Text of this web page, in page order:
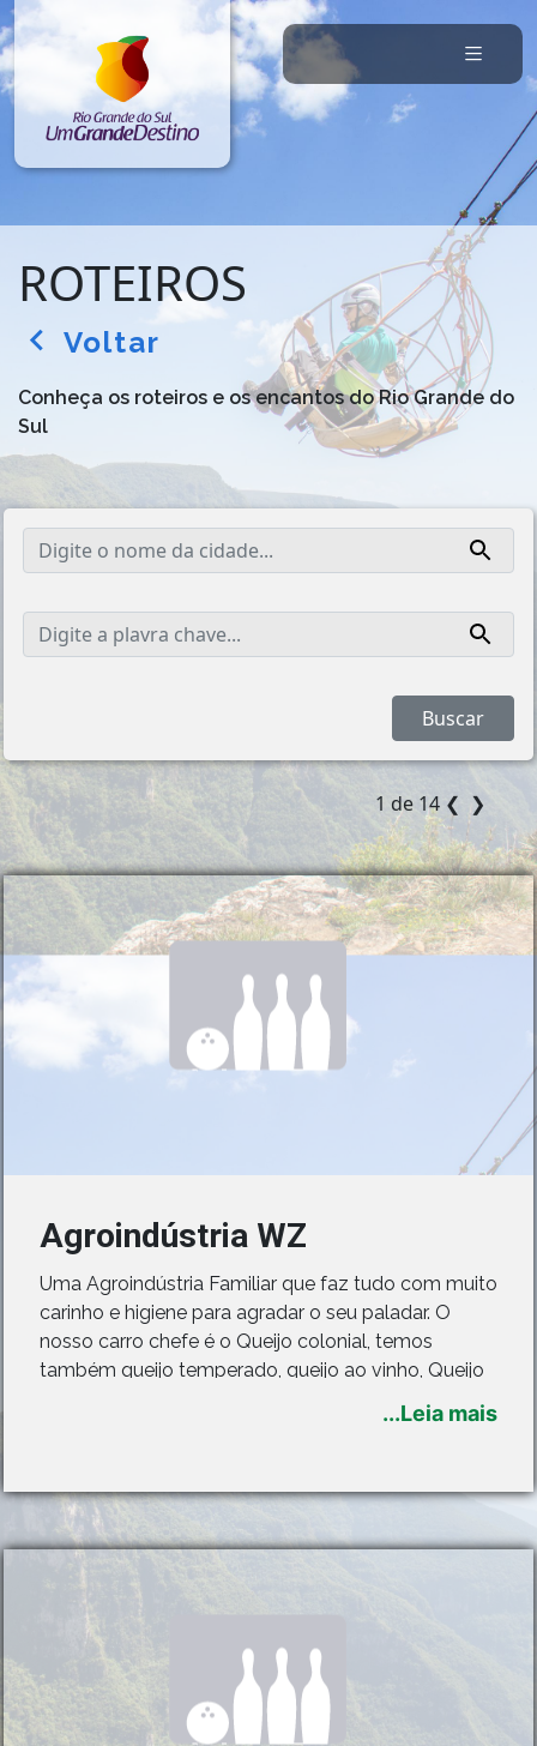
ROTEIROS
arrow_back_ios Voltar
Conheça os roteiros e os encantos do Rio Grande do
Sul
1 de 14 ❮ ❯
Agroindústria WZ
Uma Agroindústria Familiar que faz tudo com muito
carinho e higiene para agradar o seu paladar. O
nosso carro chefe é o Queijo colonial, temos
também queijo temperado, queijo ao vinho, Queijo
...Leia mais